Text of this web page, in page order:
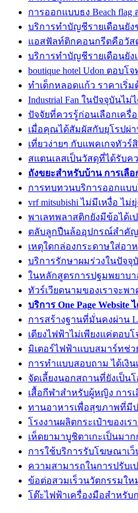
การออกแบบธง Beach
บริการทำบัญชีรายเดือนยัง
แอสฟัลท์ติกคอนกรีตคือวัส
บริการทำบัญชีรายเดือนยัง
boutique hotel Udon ตอบ
ทำเด็กหลอดแก้ว ราคาเริ่
Industrial Fan ในปัจจุบันไ
ปัจจัยที่ควรรู้ก่อนเลือกเครื่
เมื่อคุณได้สัมผัสกับยุโรปผ่า
เที่ยวง่ายๆ กับแพคเกจทัว
สแตนเลสเป็นวัสดุที่ได้รับ
ถังขยะสำหรับบ้าน การเลื
การทบทวนบริการออกแบ
vrf mitsubishi ไม่มีเหงื่อ ไ
พาเลทพลาสติกยังมีข้อได้
ตลับลูกปืนล้ออุปกรณ์สำคั
เหตุใดกล่องกระดาษใส่อ
บริการรักษาผมร่วงในปัจ
ในหลักสูตรการปฐมพยาบา
ทัวร์เวียดนามของเราจะพ
บริการ One Page
การสร้างฐานที่มั่นคงผ่าน
เตียงไฟฟ้าไม่เพียงแค่ตอ
มิเตอร์ไฟฟ้าแบบสมาร์ทช่
การทำแบบสอบถาม ได้เงิ
จัดเลี้ยงนอกสถานที่ยังเป็น
เสื้อกีฬาสำหรับผู้หญิง การ
ทานอาหารเพื่อสุขภาพที่มี
โรงงานผลิตกระเป๋าของเ
เห็ดยามาบูชิตาเกะเป็นม
การใช้บริการรับโฆษณาเ
ความสามารถในการปรับเ
ข้อต่อสวมเร็วนวัตกรรมใ
โต๊ะไฟฟ้าเครื่องมือสำหรั